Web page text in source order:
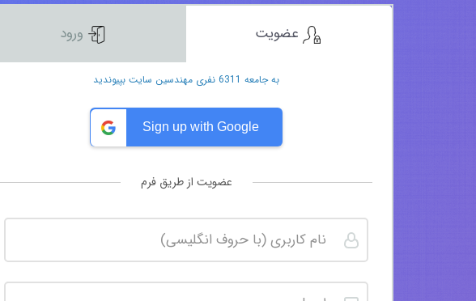
به جامعه 6311 نفری مهندسین سایت بپیوندید
Sign up with Google
عضویت از طریق فرم